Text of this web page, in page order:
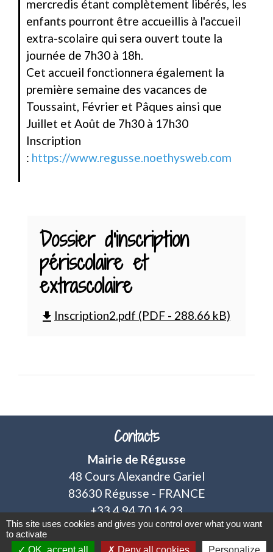
mercredis étant complètement libérés, les
enfants pourront être accueillis à l'accueil
extra-scolaire qui sera ouvert toute la
journée de 7h30 à 18h.
Cet accueil fonctionnera également la
première semaine des vacances de
Toussaint, Février et Pâques ainsi que
Juillet et Août de 7h30 à 17h30
Inscription
: https://www.regusse.noethysweb.com
Dossier d'inscription
périscolaire et
extrascolaire
file_download Inscription2.pdf (PDF - 288.66 kB)
Contacts
Mairie de Régusse
48 Cours Alexandre Gariel
83630 Régusse - FRANCE
+33 4 94 70 16 23
Contact par formulaire
This site uses cookies and gives you control over what you want
to activate
OK, accept all
Deny all cookies Personalize